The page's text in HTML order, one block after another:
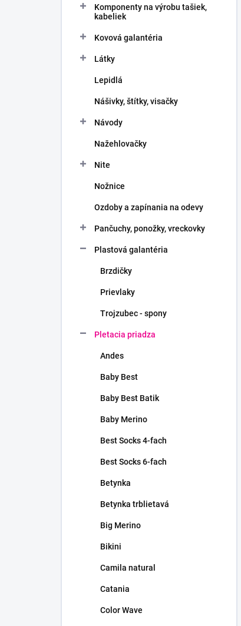
Komponenty na výrobu tašiek,
kabeliek
Kovová galantéria
Látky
Lepidlá
Nášivky, štítky, visačky
Návody
Nažehlovačky
Nite
Nožnice
Ozdoby a zapínania na odevy
Pančuchy, ponožky, vreckovky
Plastová galantéria
Brzdičky
Prievlaky
Trojzubec - spony
Pletacia priadza
Andes
Baby Best
Baby Best Batik
Baby Merino
Best Socks 4-fach
Best Socks 6-fach
Betynka
Betynka trblietavá
Big Merino
Bikini
Camila natural
Catania
Color Wave